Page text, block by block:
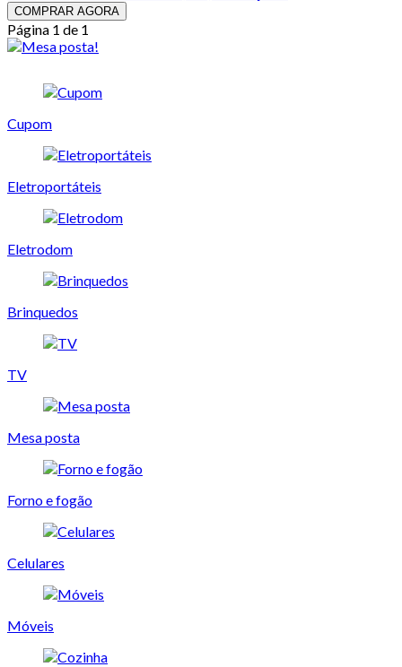
COMPRAR AGORA
Página 1 de 1
Cupom
Eletroportáteis
Eletrodom
Brinquedos
TV
Mesa posta
Forno e fogão
Celulares
Móveis